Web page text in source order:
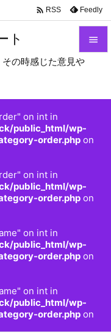
ト
の時感じた意見や
on int in
public_html/wp-
order.php on
on int in
public_html/wp-
order.php on
on int in
public_html/wp-
order.php on
on int in
public_html/wp-
order.php on


前へ

 RSS Feedly